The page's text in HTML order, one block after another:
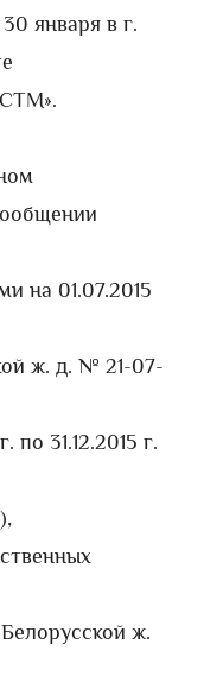
января в г.
на 01.07.2015
ж. д. № 21-07-
по 31.12.2015 г.
ж.